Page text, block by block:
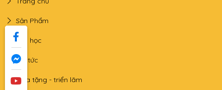
Sản Phẩm
Lớp học
Tin tức
Qùa tặng - triển lãm